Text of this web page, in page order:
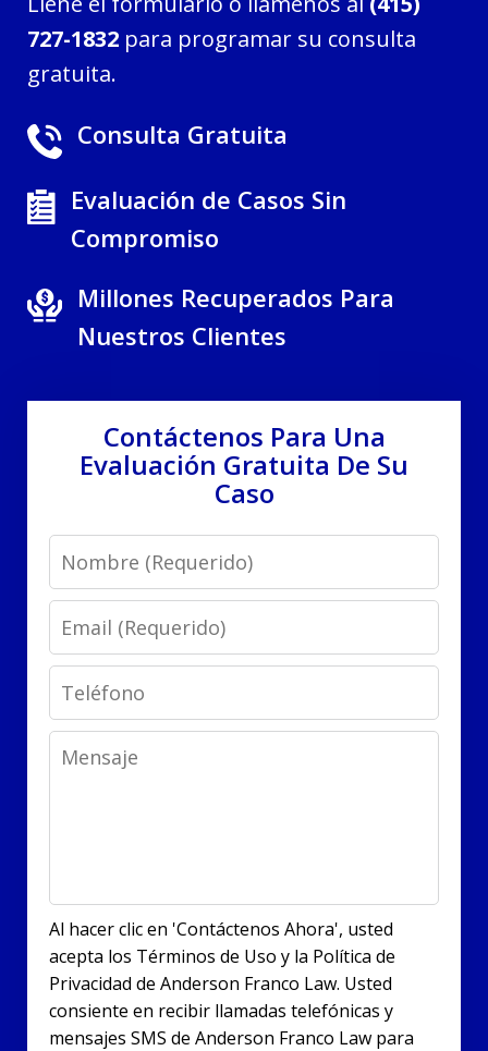
727-1832 para programar su consulta
gratuita.
Consulta Gratuita
Evaluación de Casos Sin
Compromiso
Millones Recuperados Para
Nuestros Clientes
Contáctenos Para Una
Evaluación Gratuita De Su
Caso
Name
Email
Phone
Message
Al hacer clic en 'Contáctenos Ahora', usted
acepta los Términos de Uso y la Política de
Privacidad de Anderson Franco Law. Usted
consiente en recibir llamadas telefónicas y
mensajes SMS de Anderson Franco Law para